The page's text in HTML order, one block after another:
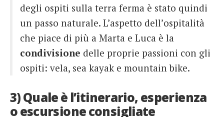
degli ospiti sulla terra ferma è stato quindi
un passo naturale. L’aspetto dell’ospitalità
che piace di più a Marta e Luca è la
condivisione delle proprie passioni con gli
ospiti: vela, sea kayak e mountain bike.
3) Quale è l’itinerario, esperienza
o escursione consigliate